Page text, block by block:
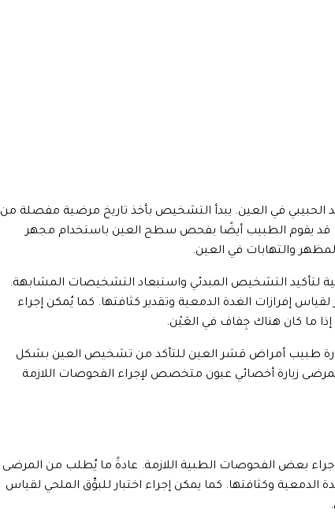
في العين. يبدأ التشخيص بأخذ تاريخ مرضية مفصلة من
قد يقوم الطبيب أيضًا بفحص سطح العين باستخدام مجهر
والتهابات في العين.
لتأكيد التشخيص المبدئي واستبعاد التشخيصات المشابهة.
إفرازات الغدة الدمعية وتقدير كثافتها. كما يُمكن إجراء
إذا ما كان هناك جِفاف في العَيْن.
طبيب أمراض قشر العين للتأكد من تشخيص العين بشكل
زيارة أخصائي عيون متخصص لإجراء الفحوصات اللازمة
بعض الفحوصات الطبية اللازمة. عادةً ما يُطلب من المرضى
الدمعية وكثافتها. كما يمكن إجراء اختبار للبوِّق الملحي لقياس